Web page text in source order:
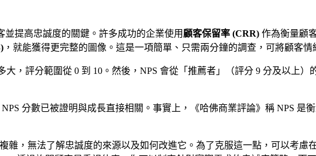
提高忠誠度的關鍵。許多成功的企業使用 顧客保留率 (CRR) 作為衡量顧
，就能獲得更完整的圖像。這是一項簡單、只需兩分鐘的調查，可將顧客情
，評分範圍從 0 到 10。然後，NPS 會從「推薦者」（評分 9 分及以上
分數已被證明與成長直接相關。事實上，《哈佛商業評論》稱 NPS
雜，無法了解忠誠度的來源以及如何改進它。為了克服這一點，可以考